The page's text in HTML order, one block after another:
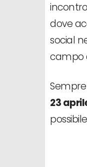
dove
social
campo
23